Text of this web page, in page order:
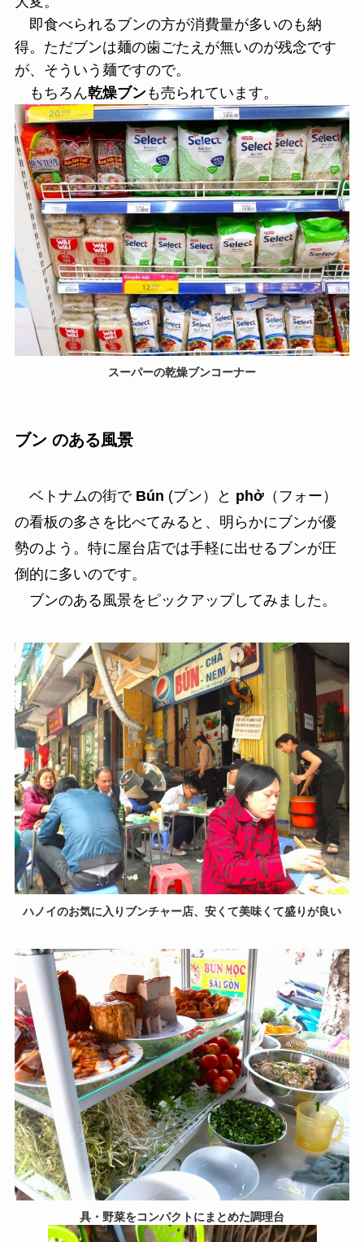
即食べられるブンの方が消費量が多いのも納
得。ただブンは麺の歯ごたえが無いのが残念です
が、そういう麺ですので。
もちろん乾燥ブンも売られています。
スーパーの乾燥ブンコーナー
ブン のある風景
ベトナムの街で Bún (ブン）と phở（フォー）
の看板の多さを比べてみると、明らかにブンが優
勢のよう。特に屋台店では手軽に出せるブンが圧
倒的に多いのです。
ブンのある風景をピックアップしてみました。
ハノイのお気に入りブンチャー店、安くて美味くて盛りが良い
具・野菜をコンパクトにまとめた調理台